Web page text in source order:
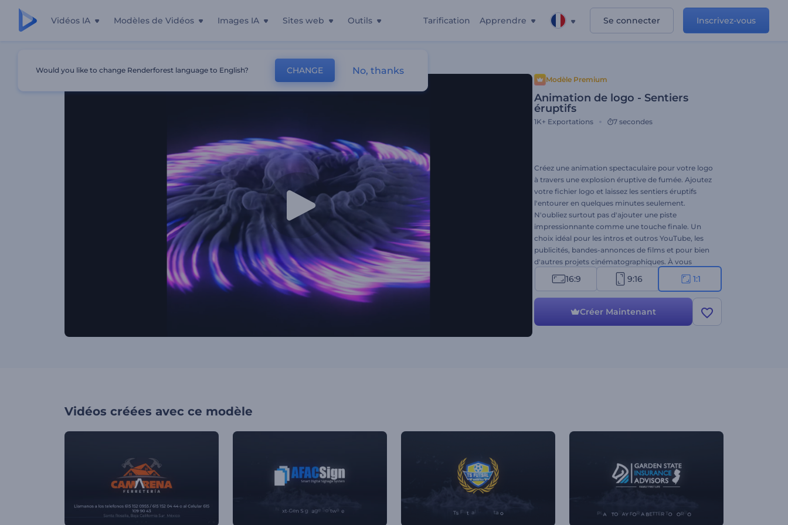
Vidéos IA Modèles de Vidéos Images IA Sites web Outils Tarification Apprendre Se connecter Inscrivez-vous
Modèle Premium
Animation de logo - Sentiers
éruptifs
1K+ Exportations 7 secondes
Créez une animation spectaculaire pour votre logo
à travers une explosion éruptive de fumée. Ajoutez
votre fichier logo et laissez les sentiers éruptifs
l'entourer en quelques minutes seulement.
N'oubliez surtout pas d'ajouter une piste
impressionnante comme une touche finale. Un
choix idéal pour les intros et outros YouTube, les
publicités, bandes-annonces de films et pour bien
d'autres projets cinématographiques. À vous
d'essayer !
16:9 9:16 1:1
Créer Maintenant
Vidéos créées avec ce modèle
Would you like to change Renderforest language to English? CHANGE No, thanks